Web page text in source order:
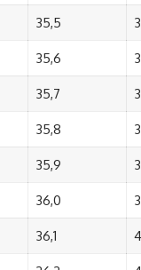
35,5
35,6
35,7
35,8
35,9
36,0
36,1